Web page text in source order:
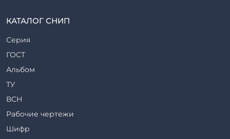
Диафрагмы жесткости железобетонные
Звенья железобетонные
Закладные детали
Кабины санитарно-технические
Капители колонн
Козырьки входов для общественных зданий
Колонны железобетонные
Комплект гаража
КАТАЛОГ СНИП
Серия
ГОСТ
Альбом
ТУ
ВСН
Рабочие чертежи
Шифр